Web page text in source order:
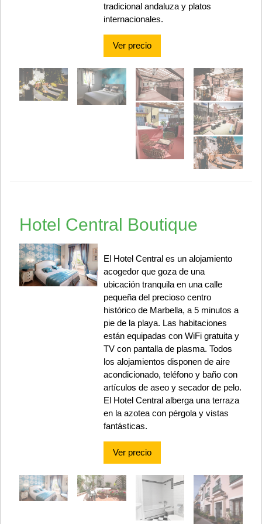
tradicional andaluza y platos
internacionales.
Ver precio
Hotel Central Boutique
El Hotel Central es un alojamiento
acogedor que goza de una
ubicación tranquila en una calle
pequeña del precioso centro
histórico de Marbella, a 5 minutos a
pie de la playa. Las habitaciones
están equipadas con WiFi gratuita y
TV con pantalla de plasma. Todos
los alojamientos disponen de aire
acondicionado, teléfono y baño con
artículos de aseo y secador de pelo.
El Hotel Central alberga una terraza
en la azotea con pérgola y vistas
fantásticas.
Ver precio